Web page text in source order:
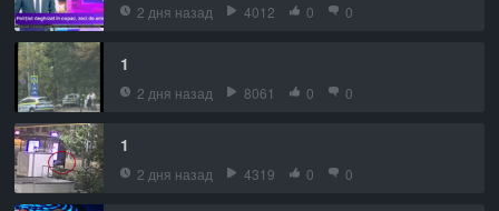
2 дня назад 4012 0 0
1
2 дня назад 8061 0 0
1
2 дня назад 4319 0 0